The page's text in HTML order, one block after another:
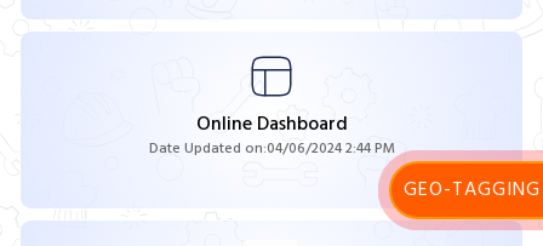
GEO-TAGGING
Online Dashboard
Date Updated on:04/06/2024 2:44 PM